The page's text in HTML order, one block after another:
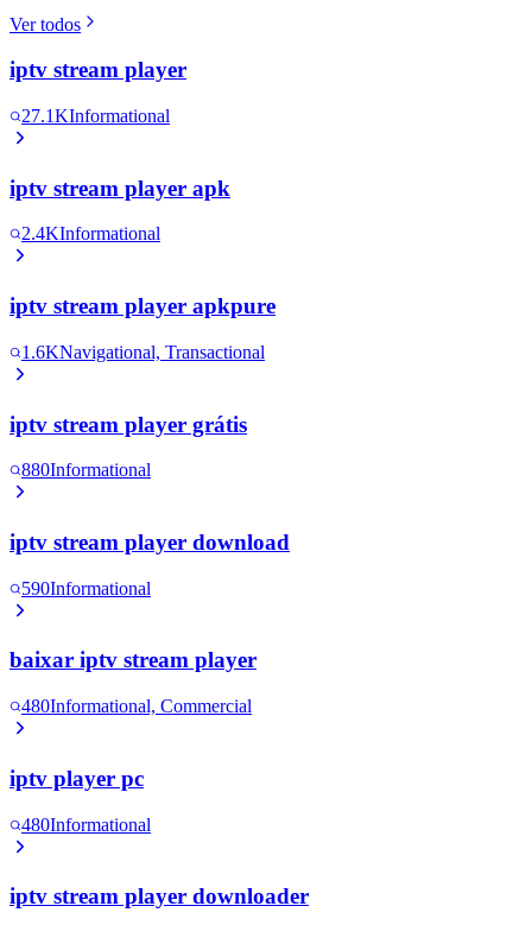
Ver todos
iptv stream player
27.1KInformational
iptv stream player apk
2.4KInformational
iptv stream player apkpure
1.6KNavigational, Transactional
iptv stream player grátis
880Informational
iptv stream player download
590Informational
baixar iptv stream player
480Informational, Commercial
iptv player pc
480Informational
iptv stream player downloader